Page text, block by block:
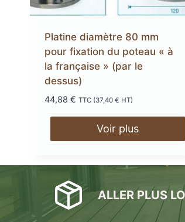
BOIS
LAMBOURDES
EN ALUMINIUM
LAMES DE
EN BOIS DOUGLAS
Platine diamètre 80 mm
pour fixation du poteau « à
la française » (par le
dessus)
44,88 € TTC (37,40 € HT)
Voir plus
ALLER PLUS